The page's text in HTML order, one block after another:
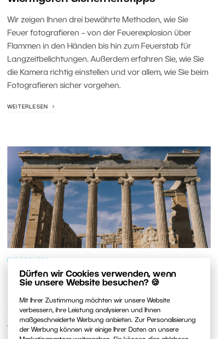
Dürfen wir Cookies verwenden, wenn
Sie unsere Website besuchen? 🍪
Mit Ihrer Zustimmung möchten wir unsere Website
verbessern, ihre Leistung analysieren und Ihnen
maßgeschneiderte Werbung anbieten. Zur Personalisierung
der Werbung können wir einige Ihrer Daten an unsere
Wir zeigen Ihnen drei bewährte Methoden, wie Sie
Feuer fotografieren – von der Feuerexplosion über
Flammen in den Händen bis hin zum Feuerstab für
Langzeitbelichtungen. Außerdem erfahren Sie, wie Sie
die Kamera richtig einstellen und vor allem, wie Sie beim
Fotografieren sicher vorgehen.
WEITERLESEN
Die 7 fotogensten Orte im
Sie als Erstes?
Wir haben sieben Orte ausgewählt, die kein Fotograf